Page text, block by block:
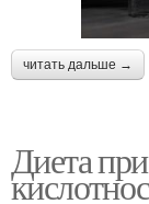
читать дальше →
Диета